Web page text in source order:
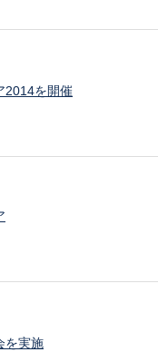
2014を開催
を実施